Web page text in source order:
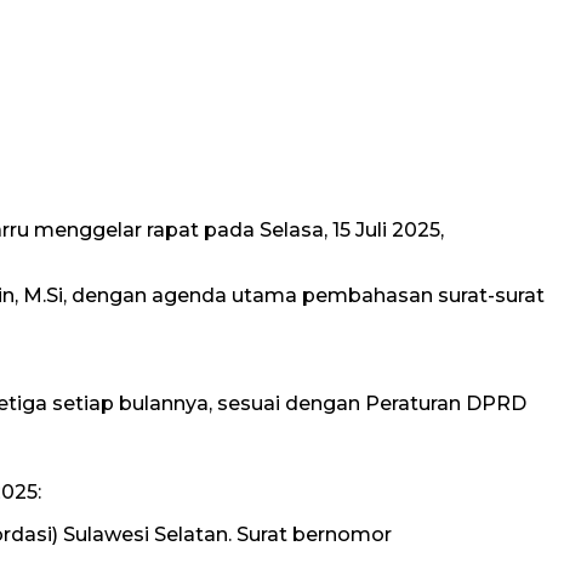
menggelar rapat pada Selasa, 15 Juli 2025,
M.Si, dengan agenda utama pembahasan surat-surat
setiap bulannya, sesuai dengan Peraturan DPRD
Sulawesi Selatan. Surat bernomor